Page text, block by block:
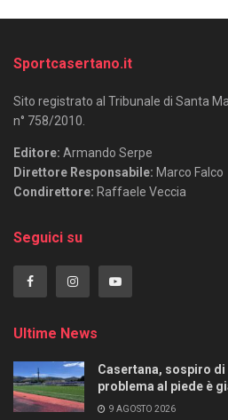
Sportcasertano.it
Sito registrato al Tribunale di Santa
n° 758/2010.
Editore: Armando Serpe
Direttore Responsabile: Marco Falco
Condirettore: Raffaele Veccia
Seguici su
Ultime News
Casertana, sospiro
problema al piede è
9 AGOSTO 2026